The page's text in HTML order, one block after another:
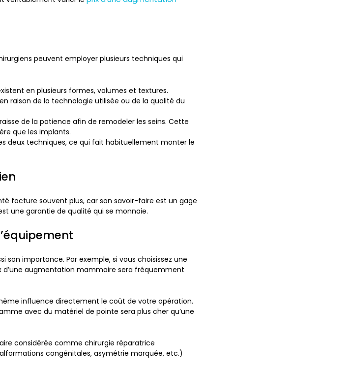
peuvent employer plusieurs techniques qui
en plusieurs formes, volumes et textures.
raison de la technologie utilisée ou de la qualité du
de la patience afin de remodeler les seins. Cette
que les implants.
deux techniques, ce qui fait habituellement monter le
facture souvent plus, car son savoir-faire est un gage
une garantie de qualité qui se monnaie.
son importance. Par exemple, si vous choisissez une
d’une augmentation mammaire sera fréquemment
influence directement le coût de votre opération.
avec du matériel de pointe sera plus cher qu’une
considérée comme chirurgie réparatrice
congénitales, asymétrie marquée, etc.)